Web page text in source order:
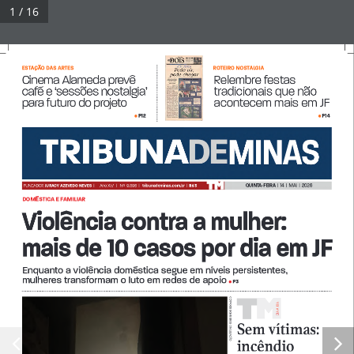
Pular
o
conteúdo
Tribuna Impressa
© 2026 Tribuna Impressa• Built withGeneratePress
Relembre festas
tradicionais que não
acontecem mais em JF
ROTEIRO NOSTALGIA ESTAÇÃO DAS ARTES
Cinema Alameda prevê
café e ‘sessões nostalgia’
Cinema Alameda prevê
café e ‘sessões nostalgia’
Cinema Alameda prevê
para futuro do projeto
café e ‘sessões nostalgia’
para futuro do projeto
café e ‘sessões nostalgia’
Enquanto a violência doméstica segue em níveis persistentes,
mulheres transformam o luto em redes de apoio • P3
Violência contra a mulher:
mais de 10 casos por dia em JF
DOMÉSTICA E FAMILIAR
FUNDADOR JURACY AZEVEDO NEVES | Ano XLV   |   Nº  9.896  | tribunademinas.com.br
  |
R$ 3 QUINTA-FEIRA |  14  |  MAI  |  2026
CORPO DE BOMBEIROS-DIVULGAÇÃO Sem vítimas:
incêndio
Di
A A DiA
• P12 • P14
1 / 16